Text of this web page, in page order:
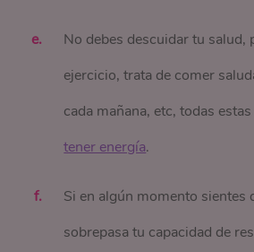
No debes descuidar tu salud,
ejercicio, trata de comer
cada mañana, etc, todas
tener energía.
Si en algún momento sientes
sobrepasa tu capacidad de